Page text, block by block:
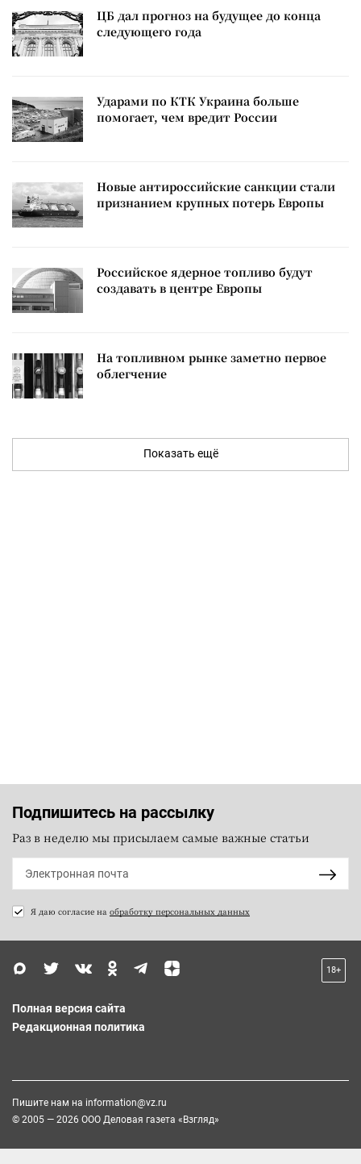
ЦБ дал прогноз на будущее до конца
следующего года
Ударами по КТК Украина больше
помогает, чем вредит России
Новые антироссийские санкции стали
признанием крупных потерь Европы
Российское ядерное топливо будут
создавать в центре Европы
На топливном рынке заметно первое
облегчение
Показать ещё
Подпишитесь на рассылку
Раз в неделю мы присылаем самые важные статьи
Я даю согласие на обработку персональных данных
18+
Полная версия сайта
Редакционная политика
Пишите нам на information@vz.ru
© 2005 — 2026 ООО Деловая газета «Взгляд»